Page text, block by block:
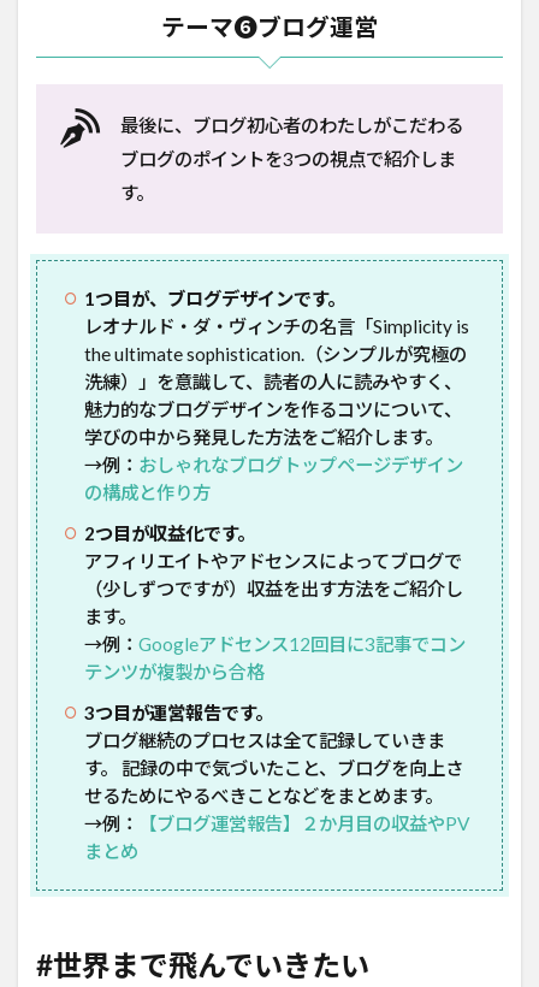
テーマ❻ブログ運営
最後に、ブログ初心者のわたしがこだわる
ブログのポイントを3つの視点で紹介しま
す。
1つ目が、ブログデザインです。
レオナルド・ダ・ヴィンチの名言「Simplicity is
the ultimate sophistication.（シンプルが究極の
洗練）」を意識して、読者の人に読みやすく、
魅力的なブログデザインを作るコツについて、
学びの中から発見した方法をご紹介します。
→例： おしゃれなブログトップページデザイン
の構成と作り方
2つ目が収益化です。
アフィリエイトやアドセンスによってブログで
（少しずつですが）収益を出す方法をご紹介し
ます。
→例： Googleアドセンス12回目に3記事でコン
テンツが複製から合格
3つ目が運営報告です。
ブログ継続のプロセスは全て記録していきま
す。 記録の中で気づいたこと、ブログを向上さ
せるためにやるべきことなどをまとめます。
→例：
【ブログ運営報告】２か月目の収益やPV
まとめ
#世界まで飛んでいきたい